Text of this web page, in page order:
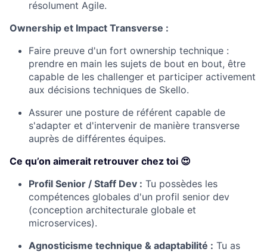
résolument Agile.
Ownership et Impact Transverse :
Faire preuve d'un fort ownership technique :
prendre en main les sujets de bout en bout, être
capable de les challenger et participer activement
aux décisions techniques de Skello.
Assurer une posture de référent capable de
s'adapter et d'intervenir de manière transverse
auprès de différentes équipes.
Ce qu’on aimerait retrouver chez toi 😍
Profil Senior / Staff Dev : Tu possèdes les
compétences globales d'un profil senior dev
(conception architecturale globale et
microservices).
Agnosticisme technique & adaptabilité : Tu as